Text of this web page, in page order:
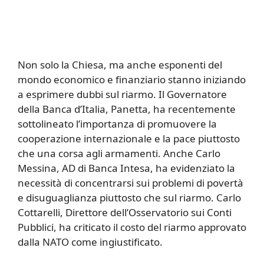
Non solo la Chiesa, ma anche esponenti del
mondo economico e finanziario stanno iniziando
a esprimere dubbi sul riarmo. Il Governatore
della Banca d’Italia, Panetta, ha recentemente
sottolineato l’importanza di promuovere la
cooperazione internazionale e la pace piuttosto
che una corsa agli armamenti. Anche Carlo
Messina, AD di Banca Intesa, ha evidenziato la
necessità di concentrarsi sui problemi di povertà
e disuguaglianza piuttosto che sul riarmo. Carlo
Cottarelli, Direttore dell’Osservatorio sui Conti
Pubblici, ha criticato il costo del riarmo approvato
dalla NATO come ingiustificato.